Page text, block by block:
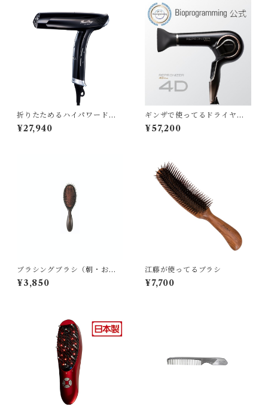
折りたためるハイパワードラ
イヤー
¥27,940
ギンザで使ってるドライヤー
です
¥57,200
ブラシングブラシ（朝・おや
すみ前用）
¥3,850
江藤が使ってるブラシ
¥7,700